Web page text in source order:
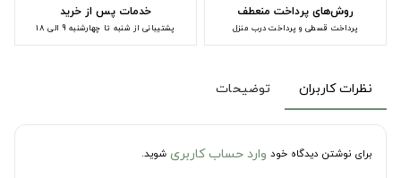
روش‌های پرداخت منعطف
پرداخت قسطی و پرداخت درب منزل
خدمات پس از خرید
پشتیبانی از شنبه تا چهارشنبه 9 الی 18
نظرات کاربران توضیحات
برای نوشتن دیدگاه خود وارد حساب کاربری شوید.